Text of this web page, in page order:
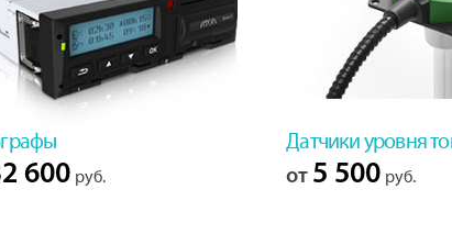
600 руб.
Датчики уровня
от 5 500 руб.